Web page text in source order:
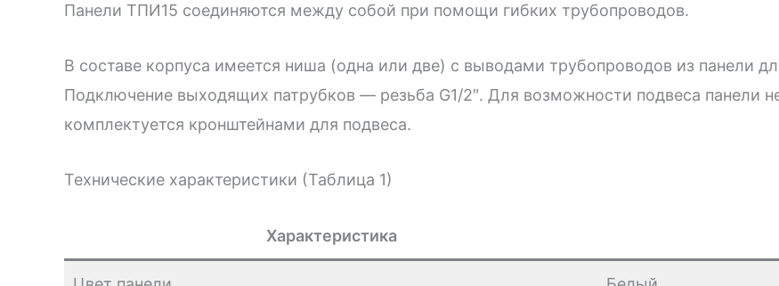
Панели ТПИ15 соединяются между собой при помощи гибких трубопроводов.
В составе корпуса имеется ниша (одна или две) с выводами трубопроводов из панели
Подключение выходящих патрубков — резьба G1/2″. Для возможности подвеса панели
комплектуется кронштейнами для подвеса.
Технические характеристики (Таблица 1)
Характеристика